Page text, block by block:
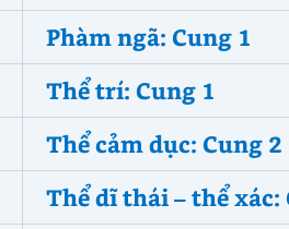
Phàm ngã: Cung 1
Thể trí: Cung 1
Thể cảm dục: Cung 2
Thể dĩ thái – thể xác: